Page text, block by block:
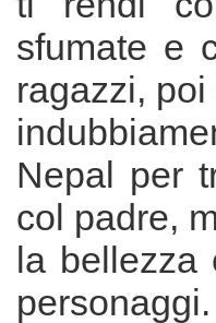
sfumate e
ragazzi,
Nepal per
col padre,
la bellezza